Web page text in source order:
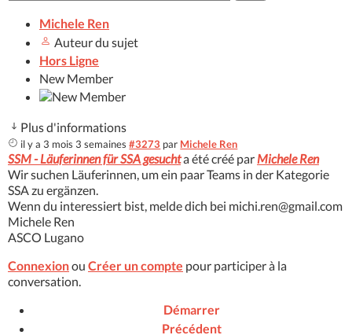
Michele Ren
Auteur du sujet
Hors Ligne
New Member
Plus d'informations
il y a 3 mois 3 semaines #3273 par Michele Ren
SSM - Läuferinnen für SSA gesuchta été créé par Michele Ren
Wir suchen Läuferinnen, um ein paar Teams in der Kategorie
SSA zu ergänzen.
Wenn du interessiert bist, melde dich bei michi.ren@gmail.com
Michele Ren
ASCO Lugano
Connexionou Créer un compte pour participer à la
conversation.
Démarrer
Précédent